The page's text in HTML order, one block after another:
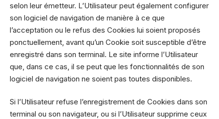
selon leur émetteur. L’Utilisateur peut également configurer
son logiciel de navigation de manière à ce que
l’acceptation ou le refus des Cookies lui soient proposés
ponctuellement, avant qu’un Cookie soit susceptible d’être
enregistré dans son terminal. Le site informe l’Utilisateur
que, dans ce cas, il se peut que les fonctionnalités de son
logiciel de navigation ne soient pas toutes disponibles.
Si l’Utilisateur refuse l’enregistrement de Cookies dans son
terminal ou son navigateur, ou si l’Utilisateur supprime ceux